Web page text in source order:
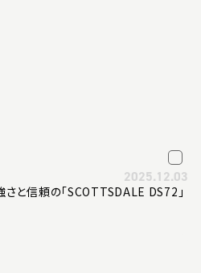
2025.12.03
と信頼の「SCOTTSDALE DS72」